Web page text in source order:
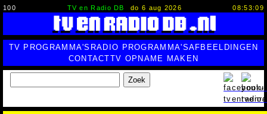
100 TV en Radio DB do 6 aug 2026 08:53:10
TV PROGRAMMA'S RADIO PROGRAMMA'SAFBEELDINGEN
CONTACTTV OPNAME MAKEN
Zoek